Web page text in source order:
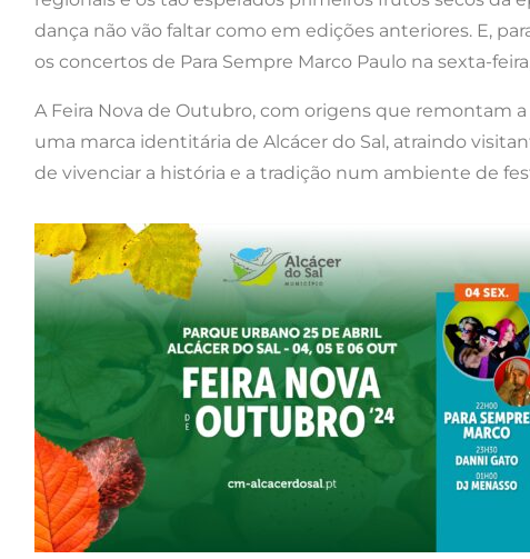
dança não vão faltar como em edições anteriores. E,
os concertos de Para Sempre Marco Paulo na sexta-
A Feira Nova de Outubro, com origens que remontam
uma marca identitária de Alcácer do Sal, atraindo
de vivenciar a história e a tradição num ambiente de